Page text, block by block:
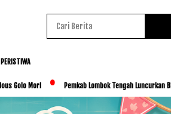
PERISTIWA
Pemkab Lombok Tengah Luncurkan BESTI,